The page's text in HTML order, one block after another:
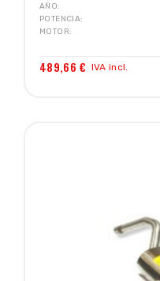
AÑO
POTENCIA
MOTOR
489,66 € IVA incl.